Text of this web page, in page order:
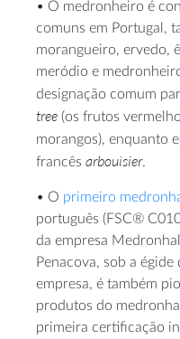
• O medronheiro é
comuns em Portugal,
morangueiro, ervedo,
meródio e
designação comum
tree (os frutos
morangos), enquanto
francês arbouisier.
• O primeiro
português (FSC®
da empresa
Penacova, sob a
empresa, é também
produtos do
primeira certificação